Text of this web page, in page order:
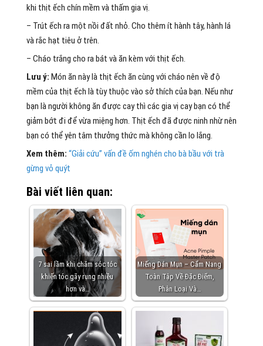
khi thịt ếch chín mềm và thấm gia vị.
– Trút ếch ra một nồi đất nhỏ. Cho thêm ít hành tây, hành lá
và rắc hạt tiêu ở trên.
– Cháo trắng cho ra bát và ăn kèm với thịt ếch.
Lưu ý: Món ăn này là thịt ếch ăn cùng với cháo nên về độ
mềm của thịt ếch là tùy thuộc vào sở thích của bạn. Nếu như
bạn là người không ăn được cay thì các gia vị cay bạn có thể
giảm bớt đi để vừa miệng hơn. Thịt ếch đã được ninh nhừ nên
bạn có thể yên tâm thưởng thức mà không cần lo lắng.
Xem thêm: “Giải cứu” vấn đề ốm nghén cho bà bầu với trà
gừng vỏ quýt
Bài viết liên quan:
7 sai lầm khi chăm sóc tóc
khiến tóc gãy rụng nhiều
hơn và…
Miếng Dán Mụn – Cẩm Nang
Toàn Tập Về Đặc Điểm,
Phân Loại Và…